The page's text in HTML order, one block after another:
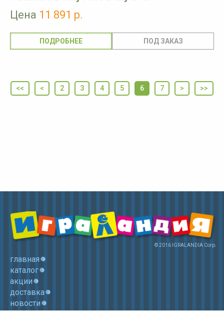
Цена 11 891 р.
ПОДРОБНЕЕ
<< < 2 3 4 5 6 7 > >>
© 2016 IGRALANDIA Corp.
главная
каталог
акции
доставка
новости